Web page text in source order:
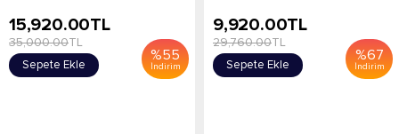
%55
İndirim
15,920.00TL
35,000.00TL
Sepete Ekle
%67
İndirim
9,920.00TL
29,760.00TL
Sepete Ekle